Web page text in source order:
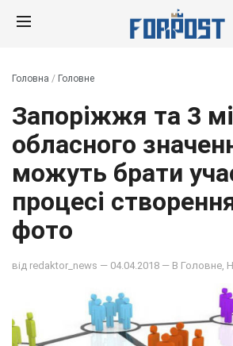
Головна / Головне
Запоріжжя та 3
обласного
можуть брати
процесі
фото
від redaktor_news — 04.04.2018 — В Головне